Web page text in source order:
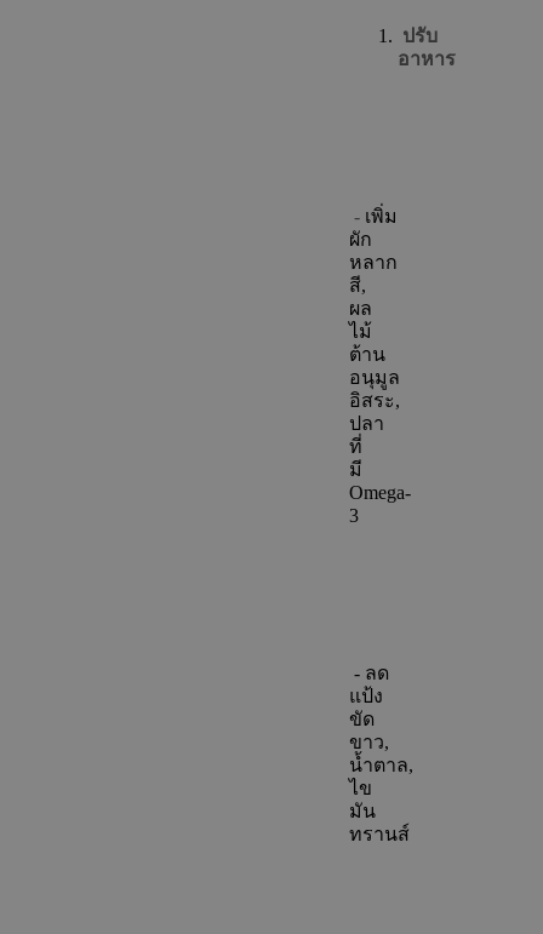
ปรับ
อาหาร
- เพิ่ม
ผัก
หลาก
สี,
ผล
ไม้
ต้าน
อนุมูล
อิสระ,
ปลา
ที่
มี
Omega-
3
- ลด
แป้ง
ขัด
ขาว,
น้ำตาล,
ไข
มัน
ทรานส์